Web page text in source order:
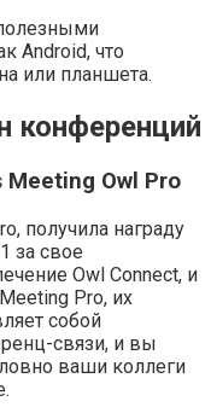
Android, что
или планшета.
конференций
Owl Pro
получила награду
за свое
Owl Connect, и
Pro, их
собой
связи, и вы
ваши коллеги